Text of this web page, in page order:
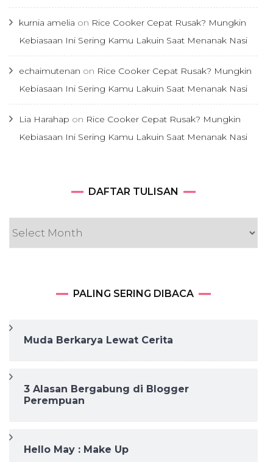
kurnia amelia on Rice Cooker Cepat Rusak? Mungkin
Kebiasaan Ini Sering Kamu Lakuin Saat Menanak Nasi
echaimutenan on Rice Cooker Cepat Rusak? Mungkin
Kebiasaan Ini Sering Kamu Lakuin Saat Menanak Nasi
Lia Harahap on Rice Cooker Cepat Rusak? Mungkin
Kebiasaan Ini Sering Kamu Lakuin Saat Menanak Nasi
DAFTAR TULISAN
DAFTAR
PALING SERING DIBACA
Muda Berkarya Lewat Cerita
3 Alasan Bergabung di Blogger
Perempuan
Hello May : Make Up